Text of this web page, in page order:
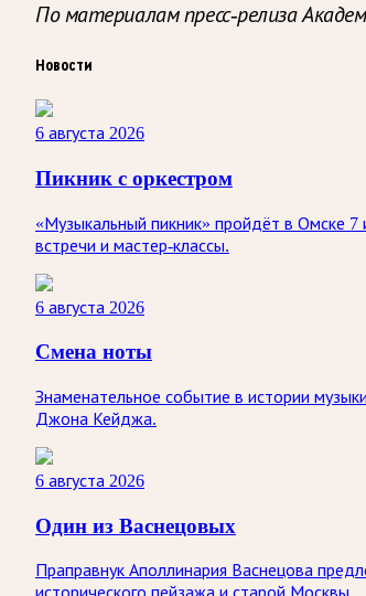
По материалам пресс-релиза
Новости
6 августа 2026
Пикник с оркестром
«Музыкальный пикник» пройдёт в Омске
встречи и мастер-классы.
6 августа 2026
Смена ноты
Знаменательное событие в истории
Джона Кейджа.
6 августа 2026
Один из Васнецовых
Праправнук Аполлинария Васнецова